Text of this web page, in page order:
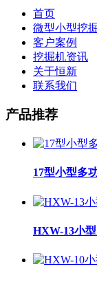
首页
微型小型挖
客户案例
挖掘机资讯
关于恒新
联系我们
产品推荐
17型小型多
HXW-13小